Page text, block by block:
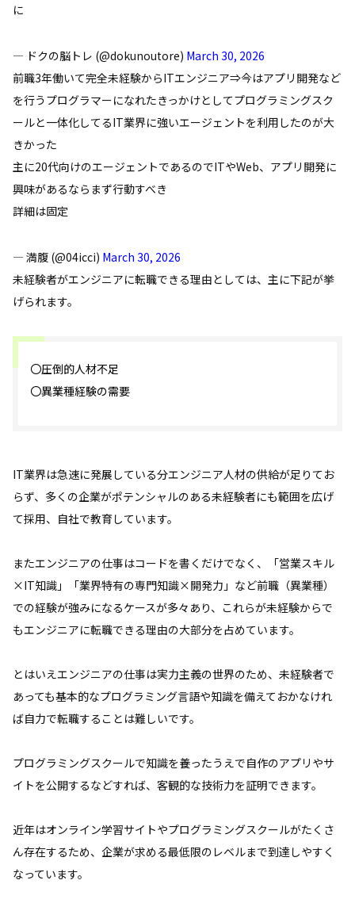
に
— ドクの脳トレ (@dokunoutore) March 30, 2026
前職3年働いて完全未経験からITエンジニア⇒今はアプリ開発など
を行うプログラマーになれたきっかけとしてプログラミングスク
ールと一体化してるIT業界に強いエージェントを利用したのが大
きかった
主に20代向けのエージェントであるのでITやWeb、アプリ開発に
興味があるならまず行動すべき
詳細は固定
— 満腹 (@04icci) March 30, 2026
未経験者がエンジニアに転職できる理由としては、主に下記が挙
げられます。
〇圧倒的人材不足
〇異業種経験の需要
IT業界は急速に発展している分エンジニア人材の供給が足りてお
らず、多くの企業がポテンシャルのある未経験者にも範囲を広げ
て採用、自社で教育しています。
またエンジニアの仕事はコードを書くだけでなく、「営業スキル
×IT知識」「業界特有の専門知識×開発力」など前職（異業種）
での経験が強みになるケースが多々あり、これらが未経験からで
もエンジニアに転職できる理由の大部分を占めています。
とはいえエンジニアの仕事は実力主義の世界のため、未経験者で
あっても基本的なプログラミング言語や知識を備えておかなけれ
ば自力で転職することは難しいです。
プログラミングスクールで知識を養ったうえで自作のアプリやサ
イトを公開するなどすれば、客観的な技術力を証明できます。
近年はオンライン学習サイトやプログラミングスクールがたくさ
ん存在するため、企業が求める最低限のレベルまで到達しやすく
なっています。